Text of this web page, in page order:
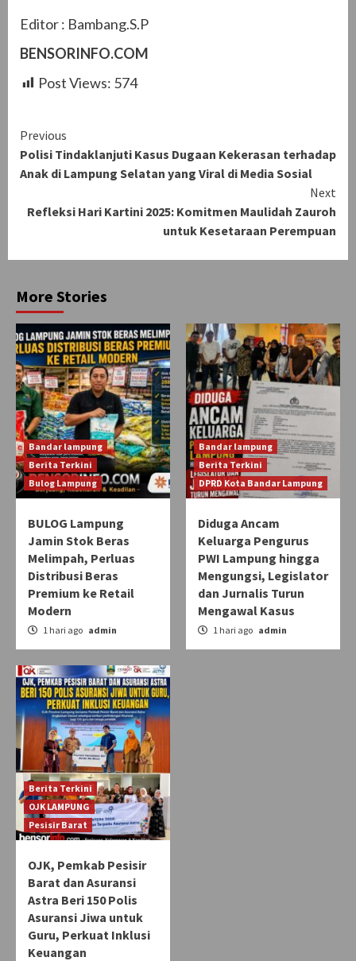
Editor : Bambang.S.P
BENSORINFO.COM
Post Views: 574
Continue
Reading
Previous
Polisi Tindaklanjuti Kasus Dugaan Kekerasan terhadap
Anak di Lampung Selatan yang Viral di Media Sosial
Next
Refleksi Hari Kartini 2025: Komitmen Maulidah Zauroh
untuk Kesetaraan Perempuan
More Stories
Bandar lampung
Berita Terkini
Bulog Lampung
BULOG Lampung
Jamin Stok Beras
Melimpah, Perluas
Distribusi Beras
Premium ke Retail
Modern
1 hari ago admin
Bandar lampung
Berita Terkini
DPRD Kota Bandar Lampung
Diduga Ancam
Keluarga Pengurus
PWI Lampung hingga
Mengungsi, Legislator
dan Jurnalis Turun
Mengawal Kasus
1 hari ago admin
Berita Terkini
OJK LAMPUNG
Pesisir Barat
OJK, Pemkab Pesisir
Barat dan Asuransi
Astra Beri 150 Polis
Asuransi Jiwa untuk
Guru, Perkuat Inklusi
Keuangan